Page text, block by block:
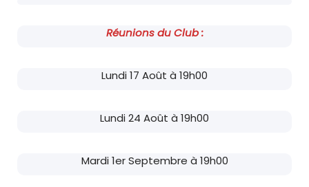
Réunions du Club :
Lundi 17 Août à 19h00
Lundi 24 Août à 19h00
Mardi 1er Septembre à 19h00